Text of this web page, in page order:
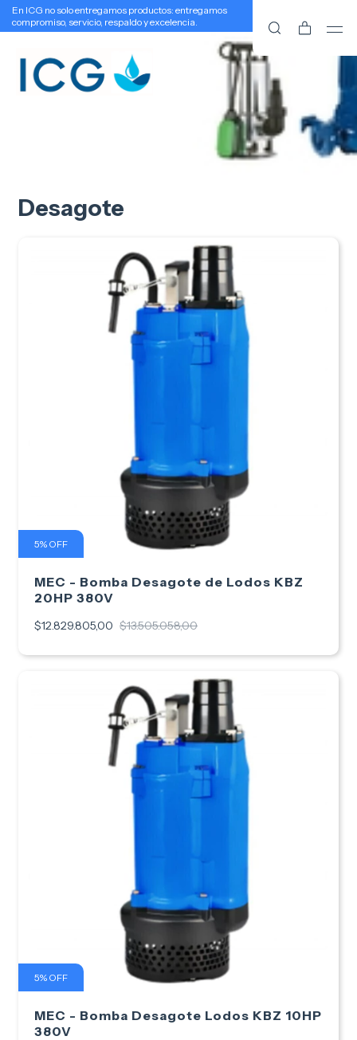
En ICG no solo entregamos productos: entregamos
compromiso, servicio, respaldo y excelencia.
Desagote
5% OFF
MEC - Bomba Desagote de Lodos KBZ
20HP 380V
$12.829.805,00 $13.505.058,00
5% OFF
MEC - Bomba Desagote Lodos KBZ 10HP
380V